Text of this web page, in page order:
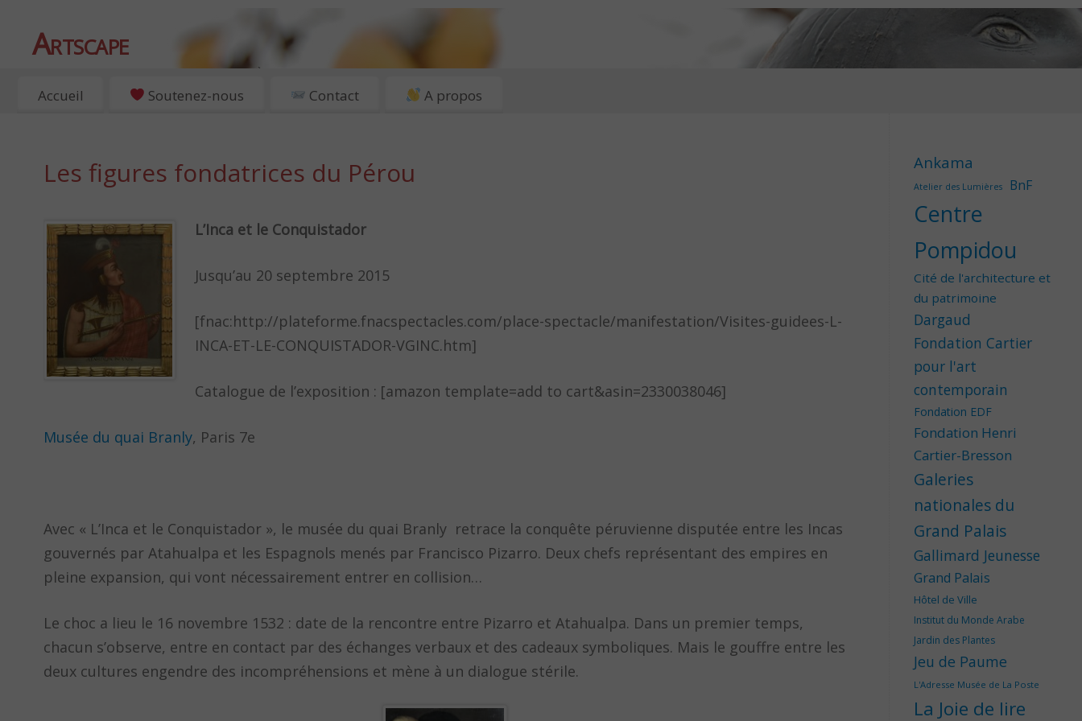
Artscape
EXPOSITIONS, ART ET CULTURE À PARIS
Accueil Soutenez-nous Contact A propos
Les figures fondatrices du Pérou
L’Inca et le Conquistador
Jusqu’au 20 septembre 2015
[fnac:http://plateforme.fnacspectacles.com/place-spectacle/manifestation/Visites-guidees-L-
INCA-ET-LE-CONQUISTADOR-VGINC.htm]
Catalogue de l’exposition : [amazon template=add to cart&asin=2330038046]
Musée du quai Branly, Paris 7e
Avec « L’Inca et le Conquistador », le musée du quai Branly retrace la conquête péruvienne disputée entre les Incas
gouvernés par Atahualpa et les Espagnols menés par Francisco Pizarro. Deux chefs représentant des empires en
pleine expansion, qui vont nécessairement entrer en collision…
Le choc a lieu le 16 novembre 1532 : date de la rencontre entre Pizarro et Atahualpa. Dans un premier temps,
chacun s’observe, entre en contact par des échanges verbaux et des cadeaux symboliques. Mais le gouffre entre les
deux cultures engendre des incompréhensions et mène à un dialogue stérile.
Ankama
Atelier des Lumières BnF
Centre
Pompidou
Cité de l'architecture et
du patrimoine
Dargaud
Fondation Cartier
pour l'art
contemporain
Fondation EDF
Fondation Henri
Cartier-Bresson
Galeries
nationales du
Grand Palais
Gallimard Jeunesse
Grand Palais
Hôtel de Ville
Institut du Monde Arabe
Jardin des Plantes
Jeu de Paume
L'Adresse Musée de La Poste
La Joie de lire